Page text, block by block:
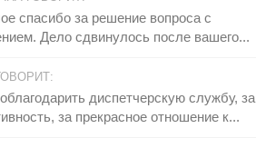
спасибо за решение вопроса с
Дело сдвинулось после вашего...
диспетчерскую службу, за
за прекрасное отношение к...